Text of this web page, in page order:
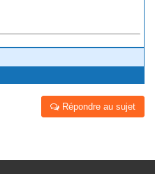
Répondre au sujet